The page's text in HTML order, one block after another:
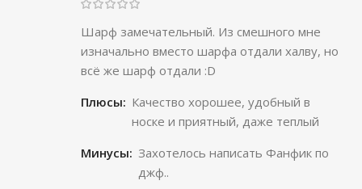
Шарф замечательный. Из смешного мне
изначально вместо шарфа отдали халву, но
всё же шарф отдали :D
Плюсы: Качество хорошее, удобный в
носке и приятный, даже теплый
Минусы: Захотелось написать Фанфик по
джф..